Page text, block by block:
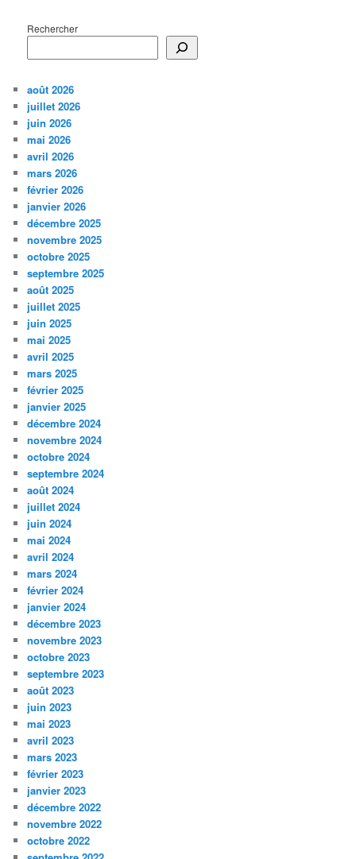
Rechercher
août 2026
juillet 2026
juin 2026
mai 2026
avril 2026
mars 2026
février 2026
janvier 2026
décembre 2025
novembre 2025
octobre 2025
septembre 2025
août 2025
juillet 2025
juin 2025
mai 2025
avril 2025
mars 2025
février 2025
janvier 2025
décembre 2024
novembre 2024
octobre 2024
septembre 2024
août 2024
juillet 2024
juin 2024
mai 2024
avril 2024
mars 2024
février 2024
janvier 2024
décembre 2023
novembre 2023
octobre 2023
septembre 2023
août 2023
juin 2023
mai 2023
avril 2023
mars 2023
février 2023
janvier 2023
décembre 2022
novembre 2022
octobre 2022